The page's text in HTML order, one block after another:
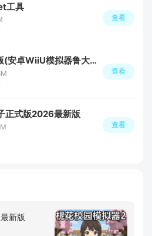
工具
查看
Cemu汉化版(安卓WiiU模拟器鲁大师版)
查看
正式版2026最新版
查看
新版